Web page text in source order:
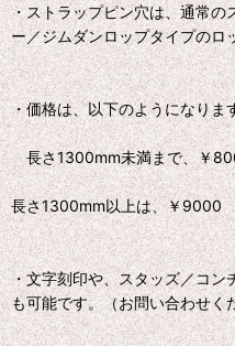
・ストラップピン穴は、通常の
ー／ジムダンロップタイプのロ
・価格は、以下のようになりま
長さ1300mm未満まで、￥
長さ1300mm以上は、￥9000
・文字刻印や、スタッズ／コン
も可能です。（お問い合わせく